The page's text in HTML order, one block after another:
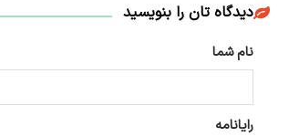
دیدگاه تان را بنویسید
نام شما
رایانامه